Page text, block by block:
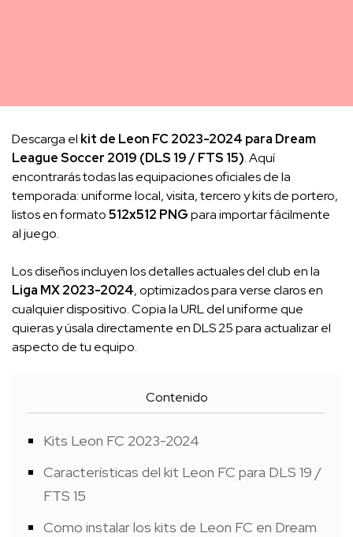
Descarga el kit de Leon FC 2023-2024 para Dream
League Soccer 2019 (DLS 19 / FTS 15). Aquí
encontrarás todas las equipaciones oficiales de la
temporada: uniforme local, visita, tercero y kits de portero,
listos en formato512x512 PNGpara importar fácilmente
al juego.
Los diseños incluyen los detalles actuales del club en la
Liga MX 2023-2024, optimizados para verse claros en
cualquier dispositivo. Copia la URL del uniforme que
quieras y úsala directamente en DLS 25 para actualizar el
aspecto de tu equipo.
Contenido
Kits Leon FC 2023-2024
Características del kit Leon FC para DLS 19 /
FTS 15
Como instalar los kits de Leon FC en Dream